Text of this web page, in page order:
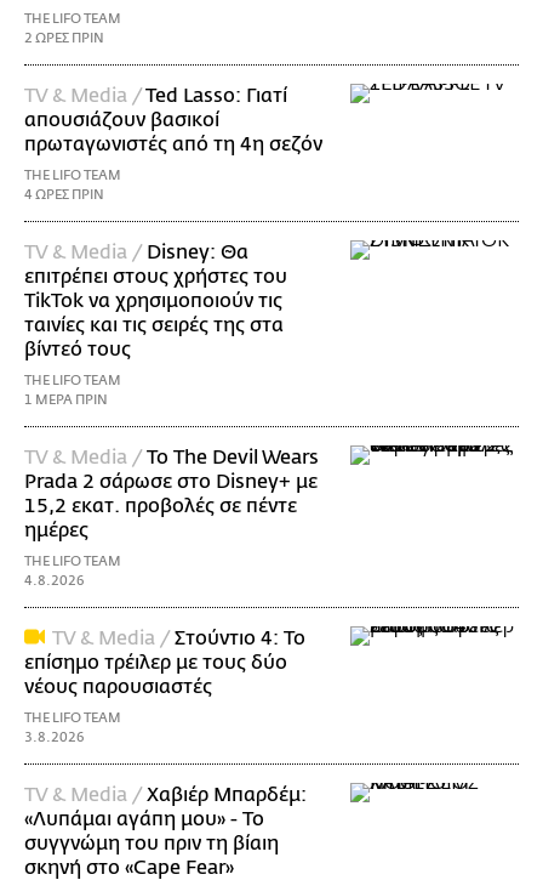
THE LIFO TEAM
2 ΩΡΕΣ ΠΡΙΝ
TV & Media /Ted Lasso: Γιατί
απουσιάζουν βασικοί
πρωταγωνιστές από τη 4η σεζόν
THE LIFO TEAM
4 ΩΡΕΣ ΠΡΙΝ
TV & Media / Disney: Θα
επιτρέπει στους χρήστες του
TikTok να χρησιμοποιούν τις
ταινίες και τις σειρές της στα
βίντεό τους
THE LIFO TEAM
1 ΜΕΡΑ ΠΡΙΝ
TV & Media /Το The Devil Wears
Prada 2 σάρωσε στo Disney+ με
15,2 εκατ. προβολές σε πέντε
ημέρες
THE LIFO TEAM
4.8.2026
TV & Media /Στούντιο 4: Το
επίσημο τρέιλερ με τους δύο
νέους παρουσιαστές
THE LIFO TEAM
3.8.2026
TV & Media /Χαβιέρ Μπαρδέμ:
«Λυπάμαι αγάπη μου» - Το
συγγνώμη του πριν τη βίαιη
σκηνή στο «Cape Fear»